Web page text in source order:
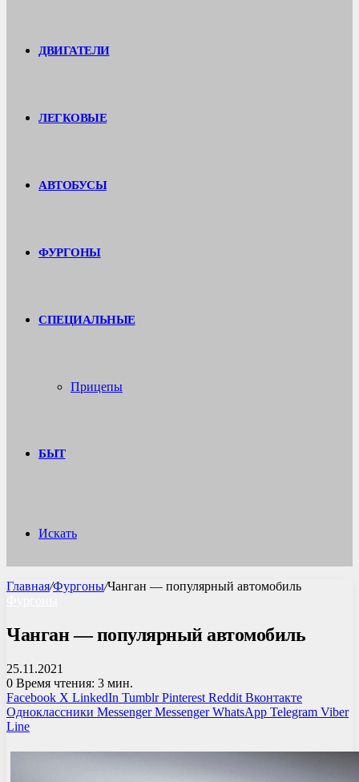
ДВИГАТЕЛИ
ЛЕГКОВЫЕ
АВТОБУСЫ
ФУРГОНЫ
СПЕЦИАЛЬНЫЕ
Прицепы
БЫТ
Искать
Главная/Фургоны/Чанган — популярный автомобиль
Чанган — популярный автомобиль
25.11.2021
0 Время чтения: 3 мин.
Facebook X LinkedIn Tumblr Pinterest Reddit Вконтакте
Одноклассники Messenger Messenger WhatsApp Telegram Viber
Line